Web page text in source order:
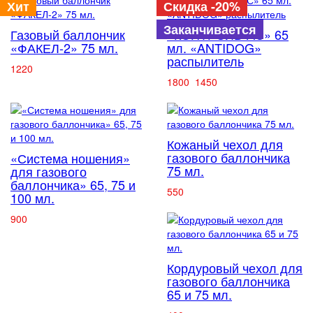
Хит
Газовый баллончик
«ФАКЕЛ-2» 75 мл.
1220
Скидка -20%
Заканчивается
«КОНТРОЛЬ-АС» 65
мл. «ANTIDOG»
распылитель
1800 1450
«Система ношения»
для газового
баллончика» 65, 75 и
100 мл.
900
Кожаный чехол для
газового баллончика
75 мл.
550
Кордуровый чехол для
газового баллончика
65 и 75 мл.